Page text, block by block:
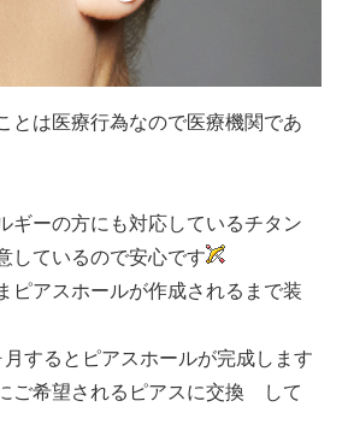
とは医療行為なので医療機関であ
ギーの方にも対応しているチタン
しているので安心です
ピアスホールが作成されるまで装
月するとピアスホールが完成します
ご希望されるピアスに交換 して